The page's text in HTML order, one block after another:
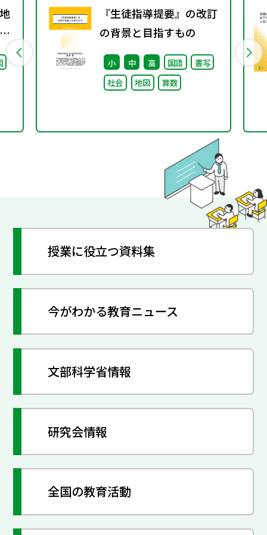
『生徒指導提要』の改訂
の背景と目指すもの
小 中 高 国語
書写
社会
地図 算数
授業に役立つ資料集
今がわかる教育ニュース
文部科学省情報
研究会情報
全国の教育活動